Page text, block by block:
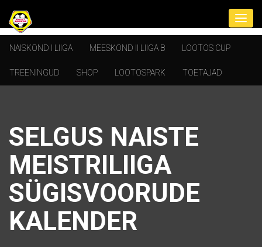
NAISKOND I LIIGA MEESKOND II LIIGA B LOOTOS CUP
TREENINGUD SHOP LOOTOSPARK TOETAJAD
SELGUS NAISTE
MEISTRILIIGA
SÜGISVOORUDE
KALENDER